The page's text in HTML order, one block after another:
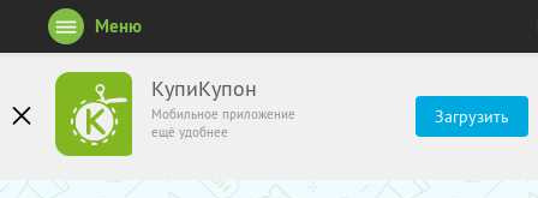
КупиКупон
Мобильное приложение
ещё удобнее
Загрузить
Меню